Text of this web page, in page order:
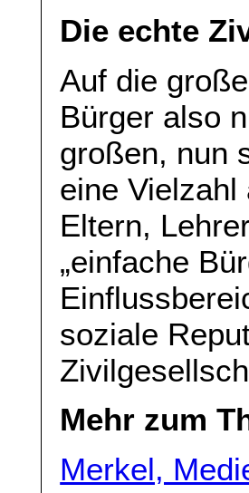
Die echte
Auf die
Bürger also
großen, nun
eine
Eltern,
„einfache
soziale
Mehr zum
Merkel,